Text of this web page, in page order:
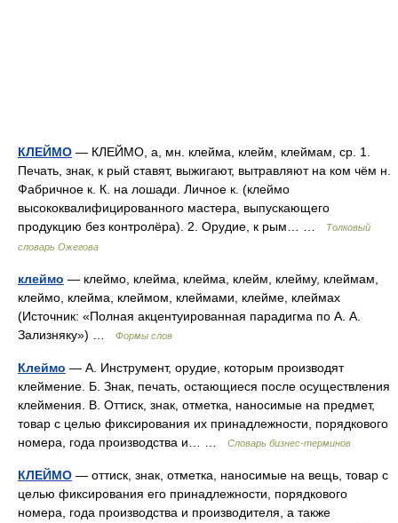
КЛЕЙМО — КЛЕЙМО, а, мн. клейма, клейм, клеймам, ср. 1.
Печать, знак, к рый ставят, выжигают, вытравляют на ком чём н.
Фабричное к. К. на лошади. Личное к. (клеймо
высококвалифицированного мастера, выпускающего
продукцию без контролёра). 2. Орудие, к рым… …
Толковый
словарь Ожегова
клеймо — клеймо, клейма, клейма, клейм, клейму, клеймам,
клеймо, клейма, клеймом, клеймами, клейме, клеймах
(Источник: «Полная акцентуированная парадигма по А. А.
Зализняку») …
Формы слов
Клеймо — А. Инструмент, орудие, которым производят
клеймение. Б. Знак, печать, остающиеся после осуществления
клеймения. В. Оттиск, знак, отметка, наносимые на предмет,
товар с целью фиксирования их принадлежности, порядкового
номера, года производства и… …
Словарь бизнес-терминов
КЛЕЙМО — оттиск, знак, отметка, наносимые на вещь, товар с
целью фиксирования его принадлежности, порядкового
номера, года производства и производителя, а также